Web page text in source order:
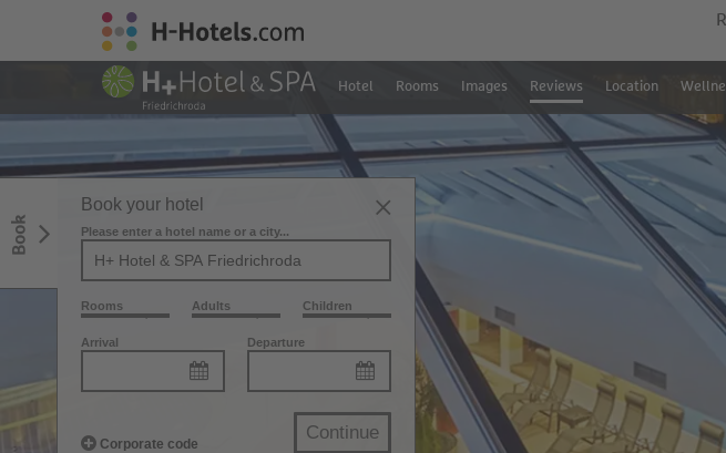
Hotel Rooms Images Reviews Location
Book
Book your hotel
Please enter a hotel name or a city...
Rooms Adults Children
Arrival Departure
Corporate code
Continue